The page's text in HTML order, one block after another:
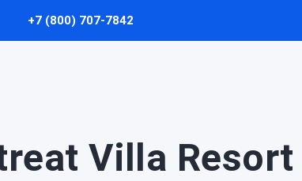
+7 (800) 707-7842
Villa Resort